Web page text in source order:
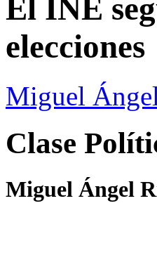
El INE
elecciones
Miguel
Clase
Miguel Ángel